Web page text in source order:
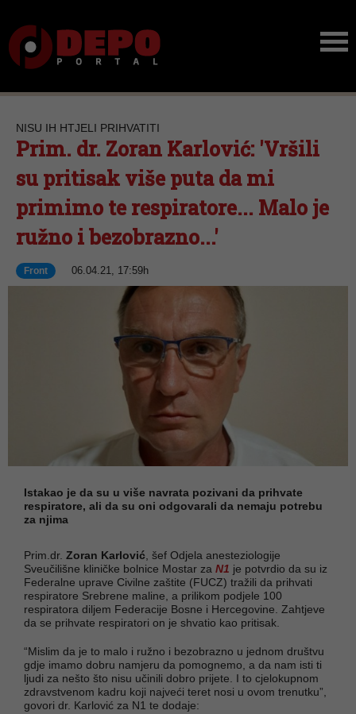
NISU IH HTJELI PRIHVATITI
Prim. dr. Zoran Karlović: 'Vršili
su pritisak više puta da mi
primimo te respiratore... Malo je
ružno i bezobrazno...'
Front 06.04.21, 17:59h
Istakao je da su u više navrata pozivani da prihvate
respiratore, ali da su oni odgovarali da nemaju potrebu
za njima
Prim.dr. Zoran Karlović , šef Odjela anesteziologije
Sveučilišne kliničke bolnice Mostar za N1 je potvrdio da su iz
Federalne uprave Civilne zaštite (FUCZ) tražili da prihvati
respiratore Srebrene maline, a prilikom podjele 100
respiratora diljem Federacije Bosne i Hercegovine. Zahtjeve
da se prihvate respiratori on je shvatio kao pritisak.
“Mislim da je to malo i ružno i bezobrazno u jednom društvu
gdje imamo dobru namjeru da pomognemo, a da nam isti ti
ljudi za nešto što nisu učinili dobro prijete. I to cjelokupnom
zdravstvenom kadru koji najveći teret nosi u ovom trenutku”,
govori dr. Karlović za N1 te dodaje: